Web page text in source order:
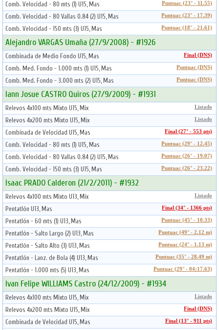
Comb. Velocidad - 80 mts (1) U15, Mas Puntuac (23° - 11.55)
Comb. Velocidad - 80 Vallas 0.84 (2) U15, Mas Puntuac (23° - 17.39)
Comb. Velocidad - 150 mts (3) U15, Mas Puntuac (18° - 21.61)
Alejandro VARGAS Umaña (27/9/2008) - #1926
Combinada de Medio Fondo U15, Mas Final (DNS)
Comb. Med. Fondo - 1.000 mts (1) U15, Mas Puntuac (DNS)
Comb. Med. Fondo - 3.000 mts (2) U15, Mas Puntuac (DNS)
Iann Josue CASTRO Quiros (27/9/2009) - #1931
Relevos 4x100 mts Mixto U15, Mix Listado
Relevos 4x200 mts Mixto U15, Mix Listado
Combinada de Velocidad U15, Mas Final (27° - 553 pts)
Comb. Velocidad - 80 mts (1) U15, Mas Puntuac (29° - 12.45)
Comb. Velocidad - 80 Vallas 0.84 (2) U15, Mas Puntuac (26° - 19.07)
Comb. Velocidad - 150 mts (3) U15, Mas Puntuac (26° - 23.22)
Isaac PRADO Calderon (21/2/2011) - #1932
Relevos 4x100 mts Mixto U13, Mix Listado
Pentatlón U13, Mas Final (34° - 1366 pts)
Pentatlón - 60 mts (1) U13, Mas Puntuac (45° - 10.33)
Pentatlón - Salto Largo (2) U13, Mas Puntuac (49° - 2.12 m)
Pentatlón - Salto Alto (3) U13, Mas Puntuac (24° - 1.13 m)
Pentatlón - Lanz. de Bola (4) U13, Mas Puntuac (35° - 28.49 m)
Pentatlón - 1.000 mts (5) U13, Mas Puntuac (29° - 04:17.63)
Ivan Felipe WILLIAMS Castro (24/12/2009) - #1934
Relevos 4x100 mts Mixto U15, Mix Listado
Relevos 4x200 mts Mixto U15, Mix Final (DNS)
Combinada de Velocidad U15, Mas Final (13° - 911 pts)